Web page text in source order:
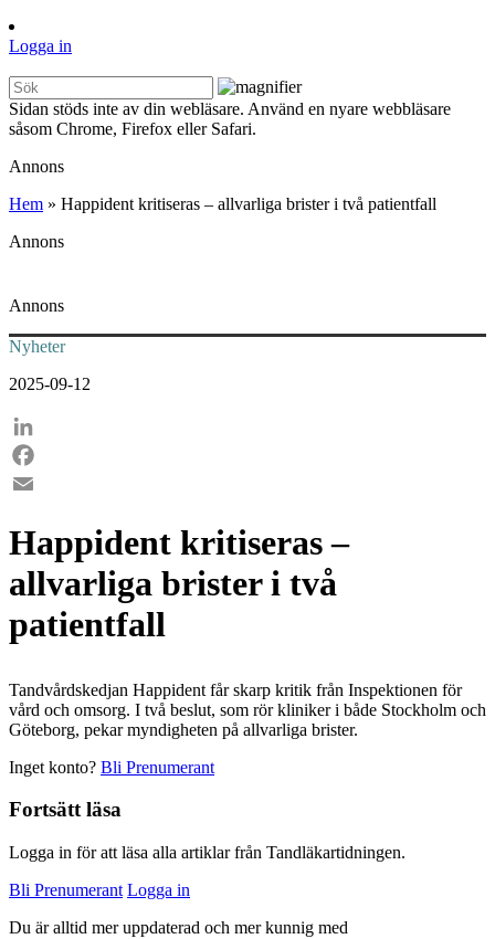
Logga in
Sidan stöds inte av din webläsare. Använd en nyare webbläsare
såsom Chrome, Firefox eller Safari.
Annons
Hem » Happident kritiseras – allvarliga brister i två patientfall
Annons
Annons
Nyheter
2025-09-12
LinkedIn
Facebook
Happident kritiseras –
allvarliga brister i två
patientfall
Tandvårdskedjan Happident får skarp kritik från Inspektionen för
vård och omsorg. I två beslut, som rör kliniker i både Stockholm och
Göteborg, pekar myndigheten på allvarliga brister.
Inget konto? Bli Prenumerant
Fortsätt läsa
Logga in för att läsa alla artiklar från Tandläkartidningen.
Bli Prenumerant Logga in
Du är alltid mer uppdaterad och mer kunnig med